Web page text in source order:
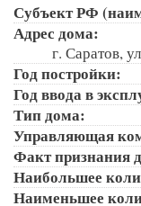
Субъект РФ
Адрес дома:
г. Саратов,
Год постройки:
Год ввода в
Тип дома:
Управляющая
Факт признания
Наибольшее
Наименьшее